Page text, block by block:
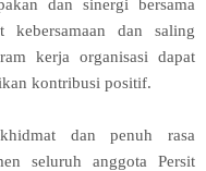
dan sinergi bersama
kebersamaan dan saling
kerja organisasi dapat
kontribusi positif.
dan penuh rasa
seluruh anggota Persit